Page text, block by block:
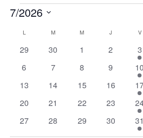
Évènements
7/2026
date.
Calendrier
de
L MMARDI M MERCREDI
J V
0
29
0
30
0
1
0
2
1
3
0
6
0
7
0
8
0
9
1
10
0
13
0
14
0
15
0
évènements
16
1
0
20
0
21
0
22
0
évènements
23
1
0
27
0
28
0
29
0
évènements
30
1
31